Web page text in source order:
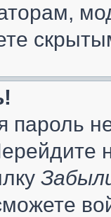
пароль